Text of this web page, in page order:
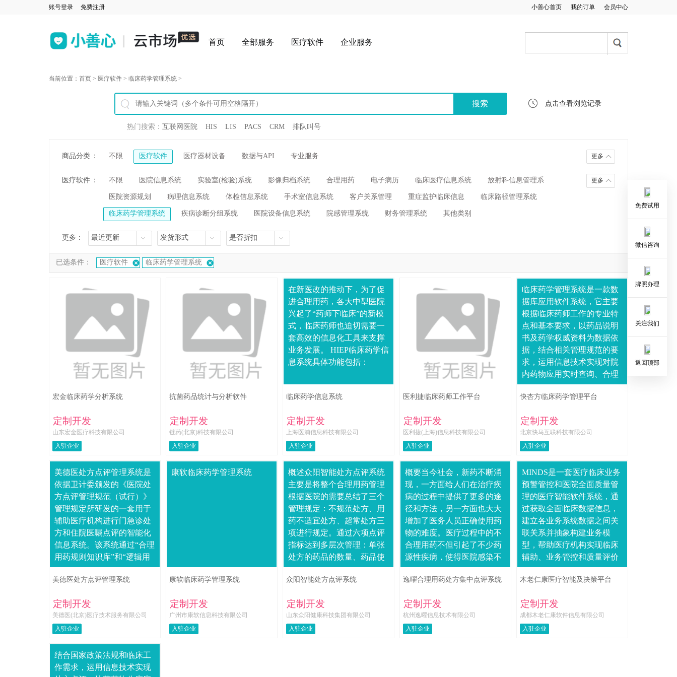
账号登录 免费注册 小善心首页 我的订单 会员中心
首页 全部服务 医疗软件 企业服务
当前位置： 首页 > 医疗软件 > 临床药学管理系统 >
点击查看浏览记录
热门搜索： 互联网医院 HIS LIS PACS CRM 排队叫号
商品分类 ： 不限 医疗软件 医疗器材设备 数据与API 专业服务 更多
医疗软件 ： 不限 医院信息系统 实验室(检验)系统 影像归档系统 合理用药 电子病历 临床医疗信息系统 放射科信息管理系
医院资源规划 病理信息系统 体检信息系统 手术室信息系统 客户关系管理 重症监护临床信息 临床路径管理系统
临床药学管理系统 疾病诊断分组系统 医院设备信息系统 院感管理系统 财务管理系统 其他类别
更多
更多： 最近更新 发货形式 是否折扣
已选条件： 医疗软件 临床药学管理系统
宏金临床药学分析系统
定制开发
山东宏金医疗科技有限公司
入驻企业
抗菌药品统计与分析软件
定制开发
链药(北京)科技有限公司
入驻企业
在新医改的推动下，为了促
进合理用药，各大中型医院
兴起了“药师下临床”的新模
式，临床药师也迫切需要一
套高效的信息化工具来支撑
业务发展。 HIEP临床药学信
息系统具体功能包括：
临床药学信息系统
定制开发
上海医浦信息科技有限公司
入驻企业
医利捷临床药师工作平台
定制开发
医利捷(上海)信息科技有限公司
入驻企业
临床药学管理系统是一款数
据库应用软件系统，它主要
根据临床药师工作的专业特
点和基本要求，以药品说明
书及药学权威资料为数据依
据，结合相关管理规范的要
求，运用信息技术实现对院
内药物应用实时查询、合理
用药指标即时生成、临床药
物利用监测、处方及医嘱的
快杏方临床药学管理平台
定制开发
北京快马互联科技有限公司
入驻企业
美德医处方点评管理系统是
依据卫计委颁发的《医院处
方点评管理规范（试行）》
管理规定所研发的一套用于
辅助医疗机构进行门急诊处
方和住院医嘱点评的智能化
信息系统。该系统通过“合理
用药规则知识库”和“逻辑用
药规则知识库”共同组成
的“美德医处方预判规则数据
美德医处方点评管理系统
定制开发
美德医(北京)医疗技术服务有限公司
入驻企业
康软临床药学管理系统
康软临床药学管理系统
定制开发
广州市康软信息科技有限公司
入驻企业
概述众阳智能处方点评系统
主要是将整个合理用药管理
根据医院的需要总结了三个
管理规定：不规范处方、用
药不适宜处方、超常处方三
项进行规定。通过六项点评
指标达到多层次管理：单张
处方的药品的数量、药品使
用是否符合适应症、国家基
本药物的使用比例、抗菌药
众阳智能处方点评系统
定制开发
山东众阳健康科技集团有限公司
入驻企业
概要当今社会，新药不断涌
现，一方面给人们在治疗疾
病的过程中提供了更多的途
径和方法，另一方面也大大
增加了医务人员正确使用药
物的难度。医疗过程中的不
合理用药不但引起了不少药
源性疾病，使得医院感染不
易控制，而且耗损了医药资
源，损害卫生工作信誉，加
逸曜合理用药处方集中点评系统
定制开发
杭州逸曜信息技术有限公司
入驻企业
MINDS是一套医疗临床业务
预警管控和医院全面质量管
理的医疗智能软件系统，通
过获取全面临床数据信息，
建立各业务系统数据之间关
联关系并抽象构建业务模
型，帮助医疗机构实现临床
辅助、业务管控和质量评价
体系。结合各类知识库，构
建精细化医疗质量监管服务
木老仁康医疗智能及决策平台
定制开发
成都木老仁康软件信息有限公司
入驻企业
结合国家政策法规和临床工
作需求，运用信息技术实现
免费试用
微信咨询
牌照办理
关注我们
返回顶部